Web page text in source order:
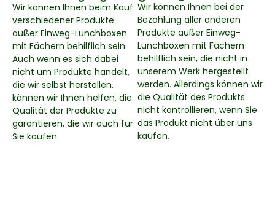
Wir können Ihnen beim Kauf
verschiedener Produkte
außer Einweg-Lunchboxen
mit Fächern behilflich sein.
Auch wenn es sich dabei
nicht um Produkte handelt,
die wir selbst herstellen,
können wir Ihnen helfen, die
Qualität der Produkte zu
garantieren, die wir auch für
Sie kaufen.
Wir können Ihnen bei der
Bezahlung aller anderen
Produkte außer Einweg-
Lunchboxen mit Fächern
behilflich sein, die nicht in
unserem Werk hergestellt
werden. Allerdings können wir
die Qualität des Produkts
nicht kontrollieren, wenn Sie
das Produkt nicht über uns
kaufen.